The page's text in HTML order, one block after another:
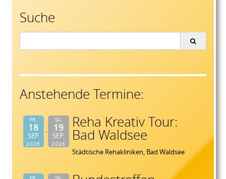
Suche
Anstehende Termine:
FR.
18
SEP.
2026
SA.
19
SEP.
2026
Reha Kreativ Tour:
Bad Waldsee
Städtische Rehakliniken, Bad Waldsee